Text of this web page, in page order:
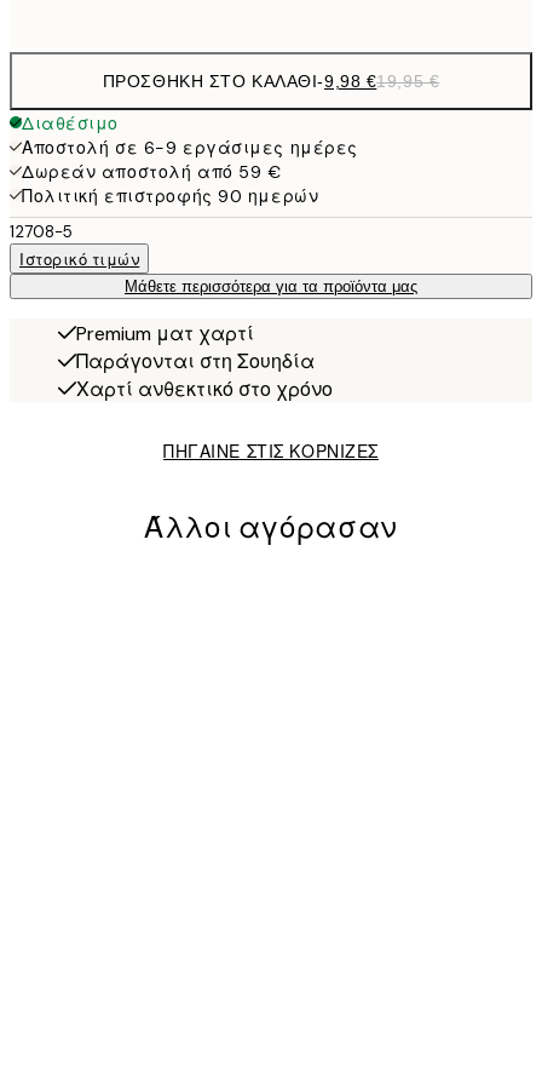
ΠΡΟΣΘΉΚΗ ΣΤΟ ΚΑΛΆΘΙ-9,98 €19,95 €
Διαθέσιμο
Αποστολή σε 6-9 εργάσιμες ημέρες
Δωρεάν αποστολή από 59 €
Πολιτική επιστροφής 90 ημερών
12708-5
Ιστορικό τιμών
Μάθετε περισσότερα για τα προϊόντα μας
Premium ματ χαρτί
Παράγονται στη Σουηδία
Χαρτί ανθεκτικό στο χρόνο
ΠΗΓΑΙΝΕ ΣΤΙΣ ΚΟΡΝΙΖΕΣ
Άλλοι αγόρασαν